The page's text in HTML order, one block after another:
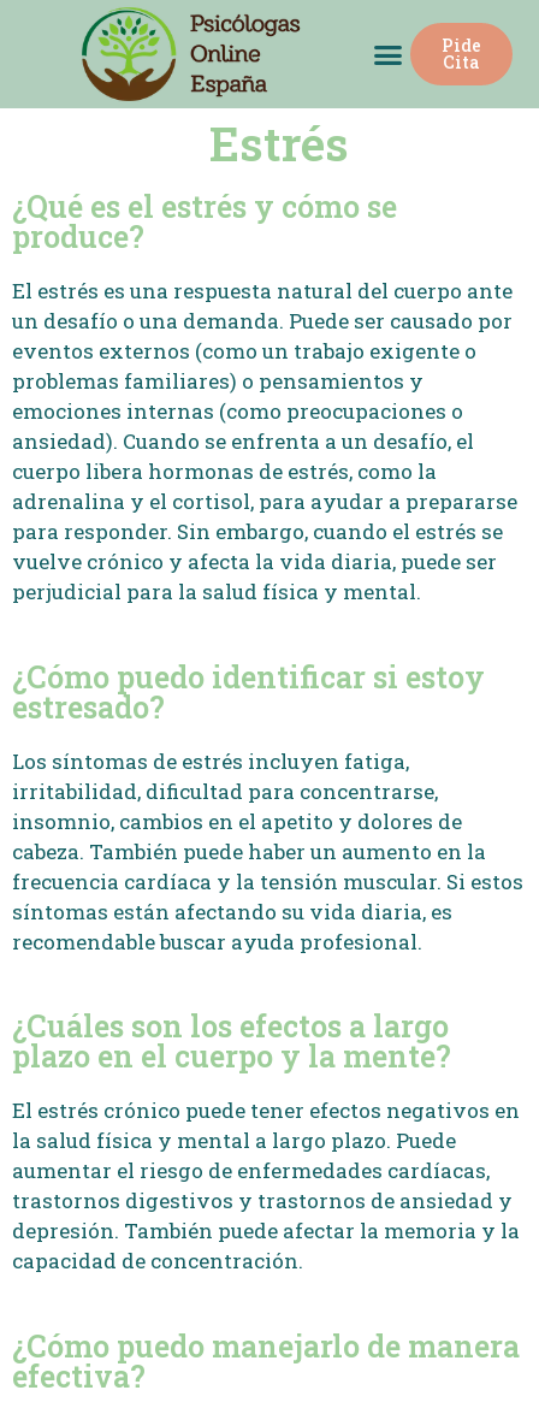
Pide
Cita
Estrés
¿Qué es el estrés y cómo se
produce?
El estrés es una respuesta natural del cuerpo ante
un desafío o una demanda. Puede ser causado por
eventos externos (como un trabajo exigente o
problemas familiares) o pensamientos y
emociones internas (como preocupaciones o
ansiedad). Cuando se enfrenta a un desafío, el
cuerpo libera hormonas de estrés, como la
adrenalina y el cortisol, para ayudar a prepararse
para responder. Sin embargo, cuando el estrés se
vuelve crónico y afecta la vida diaria, puede ser
perjudicial para la salud física y mental.
¿Cómo puedo identificar si estoy
estresado?
Los síntomas de estrés incluyen fatiga,
irritabilidad, dificultad para concentrarse,
insomnio, cambios en el apetito y dolores de
cabeza. También puede haber un aumento en la
frecuencia cardíaca y la tensión muscular. Si estos
síntomas están afectando su vida diaria, es
recomendable buscar ayuda profesional.
¿Cuáles son los efectos a largo
plazo en el cuerpo y la mente?
El estrés crónico puede tener efectos negativos en
la salud física y mental a largo plazo. Puede
aumentar el riesgo de enfermedades cardíacas,
trastornos digestivos y trastornos de ansiedad y
depresión. También puede afectar la memoria y la
capacidad de concentración.
¿Cómo puedo manejarlo de manera
efectiva?